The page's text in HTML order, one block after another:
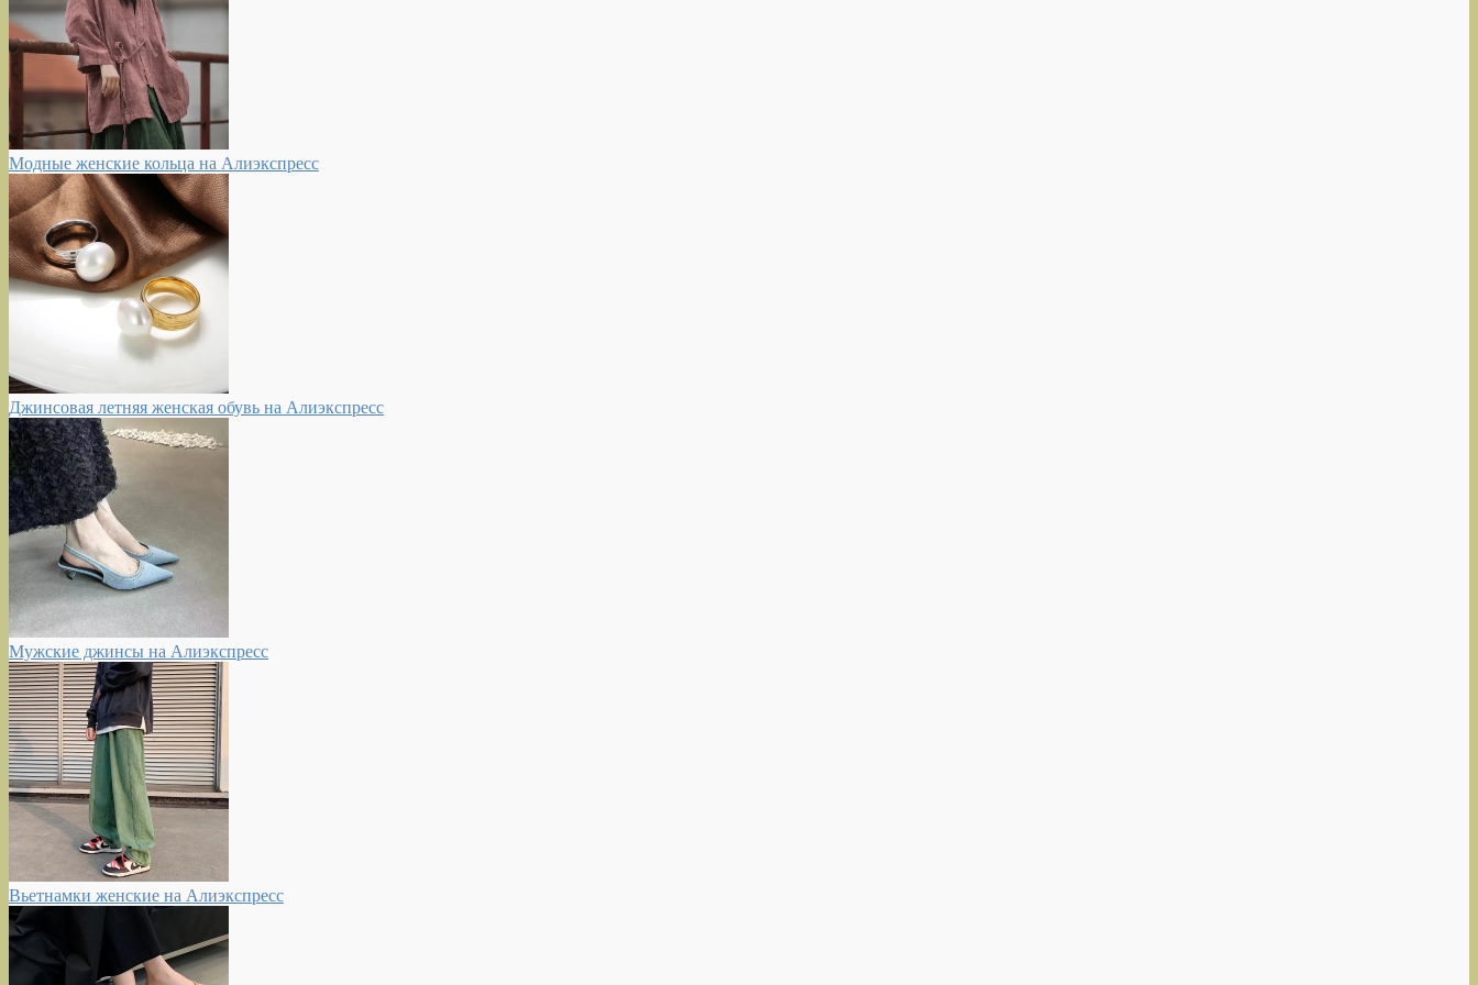
Модные женские кольца на Алиэкспресс
Джинсовая летняя женская обувь на Алиэкспресс
Мужские джинсы на Алиэкспресс
Вьетнамки женские на Алиэкспресс